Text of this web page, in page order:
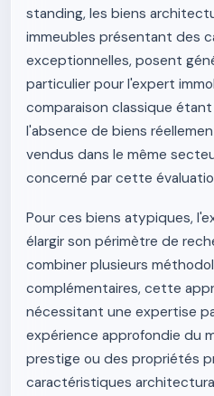
standing, les biens
immeubles présentant des
exceptionnelles, posent
particulier pour l'expert
comparaison classique
l'absence de biens
vendus dans le même
concerné par cette
Pour ces biens atypiques,
élargir son périmètre de
combiner plusieurs
complémentaires, cette
nécessitant une expertise
expérience approfondie du
prestige ou des propriétés
caractéristiques